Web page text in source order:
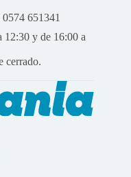
651341
12:30 y de 16:00 a
cerrado.